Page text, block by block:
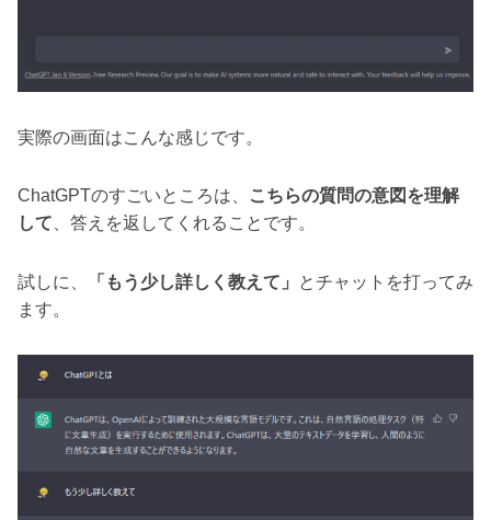
実際の画面はこんな感じです。
ChatGPTのすごいところは、
こちらの質問の意図を理解
して 、答えを返してくれることです。
試しに、 「もう少し詳しく教えて」
とチャットを打ってみ
ます。